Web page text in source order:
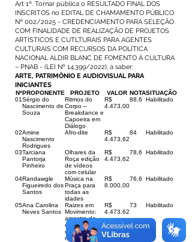
Art 1º. Tornar pública o RESULTADO FINAL DOS
INSCRITOS no EDITAL DE CHAMAMENTO PÚBLICO
Nº 002/2025 - CREDENCIAMENTO PARA SELEÇÃO
COM FINALIDADE DE REALIZAÇÃO DE PROJETOS
ARTÍSTICOS E CUTLTURAIS PARA AGENTES
CULTURAIS COM RECURSOS DA POLÍTICA
NACIONAL ALDIR BLANC DE FOMENTO À CULTURA
– PNAB - (LEI Nº 14.399/2022), a saber:
ARTE, PATRIMÔNIO E AUDIOVISUAL PARA
INICIANTES
NºPROPONENTE PROJETO VALOR NOTASITUAÇÃO
01Sérgio do
Nascimento de
Souza
Ritmos do
Corpo –
Breakdance e
Capoeira em
Diálogo
R$
4.473,00
88,6 Habilitado
02Amine
Nascimento
Rodrigues
Afro-dite
R$
4.473,62
84 Habilitado
03Tarciana
Pantorja
Pinheiro
Olhares da
Roça edição
de vídeos
com celular
R$
4.473,62
78,6 Habilitado
04Randawgle
Figueiredo dos
Santos
Música na
Praça para
todas as
idades
R$
8.000,00
76,6 Habilitado
05Ana Carolina
Neves Santos
Raizes em
Movimento:
amostra de
dança afro na
cidade e zona
rural
R$
4.473,62
73 Habilitado